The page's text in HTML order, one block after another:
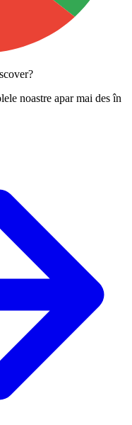
noastre apar mai des în